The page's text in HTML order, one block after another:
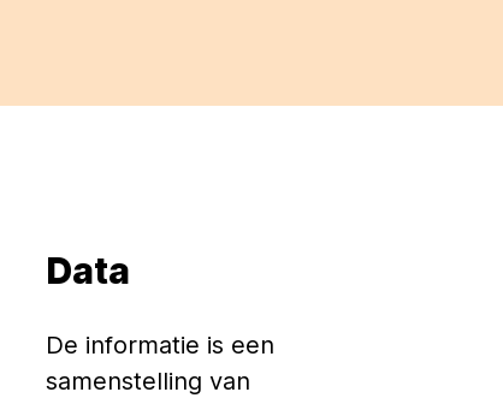
Data
De informatie is een
samenstelling van